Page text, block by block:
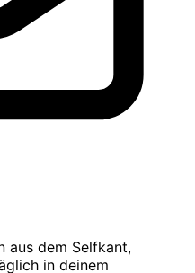
aus dem Selfkant,
in deinem